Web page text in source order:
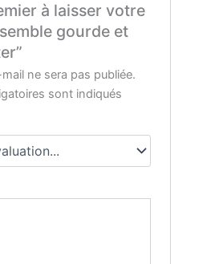
à laisser votre
gourde et
ne sera pas publiée.
sont indiqués